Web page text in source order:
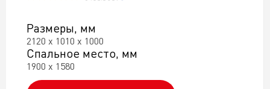
Размеры, мм
2120 х 1010 х 1000
Спальное место, мм
1900 х 1580